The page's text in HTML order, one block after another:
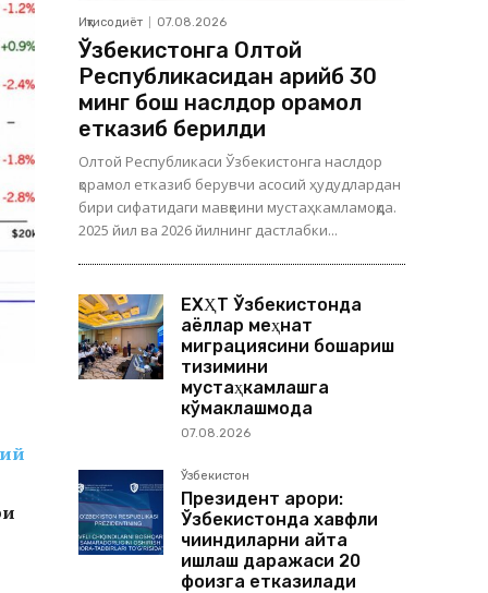
Иқтисодиёт 07.08.2026
Ўзбекистонга Олтой
Республикасидан қарийб 30
минг бош наслдор қорамол
етказиб берилди
Олтой Республикаси Ўзбекистонга наслдор
қорамол етказиб берувчи асосий ҳудудлардан
бири сифатидаги мавқеини мустаҳкамламоқда.
2025 йил ва 2026 йилнинг дастлабки...
ЕХҲТ Ўзбекистонда
аёллар меҳнат
миграциясини бошқариш
тизимини
мустаҳкамлашга
кўмаклашмоқда
07.08.2026
Ўзбекистон
Президент қарори:
Ўзбекистонда хавфли
чиқиндиларни қайта
ишлаш даражаси 20
фоизга етказилади